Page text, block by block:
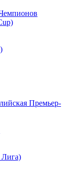
Премьер-